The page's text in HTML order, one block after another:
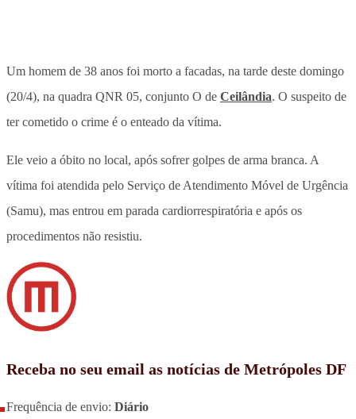
Um homem de 38 anos foi morto a facadas, na tarde deste domingo
(20/4), na quadra QNR 05, conjunto O de Ceilândia. O suspeito de
ter cometido o crime é o enteado da vítima.
Ele veio a óbito no local, após sofrer golpes de arma branca. A
vítima foi atendida pelo Serviço de Atendimento Móvel de Urgência
(Samu), mas entrou em parada cardiorrespiratória e após os
procedimentos não resistiu.
Receba no seu email as notícias de Metrópoles DF
Frequência de envio: Diário